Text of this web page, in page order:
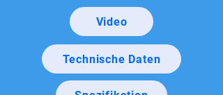
Video
Technische Daten